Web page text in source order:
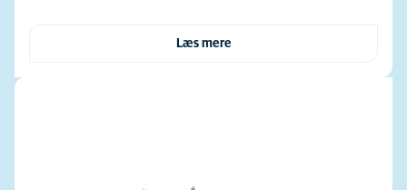
Læs mere